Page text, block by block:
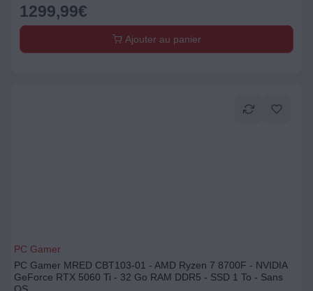
1299,99€
Ajouter au panier
PC Gamer
PC Gamer MRED CBT103-01 - AMD Ryzen 7 8700F - NVIDIA
GeForce RTX 5060 Ti - 32 Go RAM DDR5 - SSD 1 To - Sans